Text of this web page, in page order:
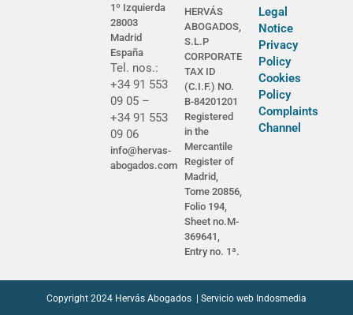
1º Izquierda
28003
Madrid
España
Tel. nos.:
+34 91 553
09 05 –
+34 91 553
09 06
info@hervas-
abogados.com
HERVÁS
ABOGADOS,
S.L.P
CORPORATE
TAX ID
(C.I.F.) NO.
B-84201201
Registered
in the
Mercantile
Register of
Madrid,
Tome 20856,
Folio 194,
Sheet no.M-
369641,
Entry no. 1ª.
Legal
Notice
Privacy
Policy
Cookies
Policy
Complaints
Channel
Copyright 2024 Hervás Abogados | Servicio web Indosmedia